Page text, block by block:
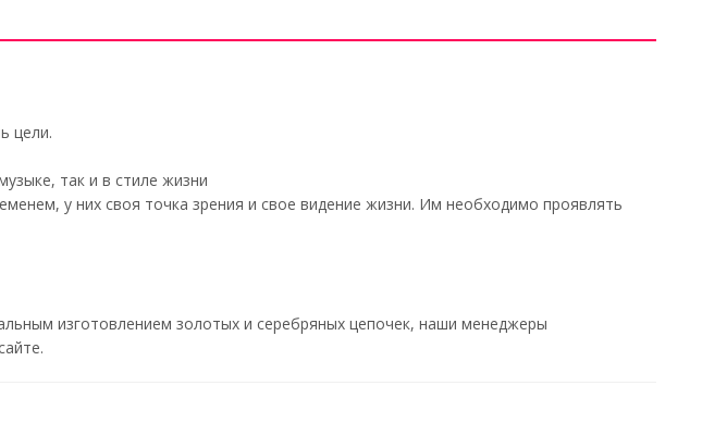
цели.
так и в стиле жизни
у них своя точка зрения и свое видение жизни. Им необходимо проявлять
изготовлением золотых и серебряных цепочек, наши менеджеры